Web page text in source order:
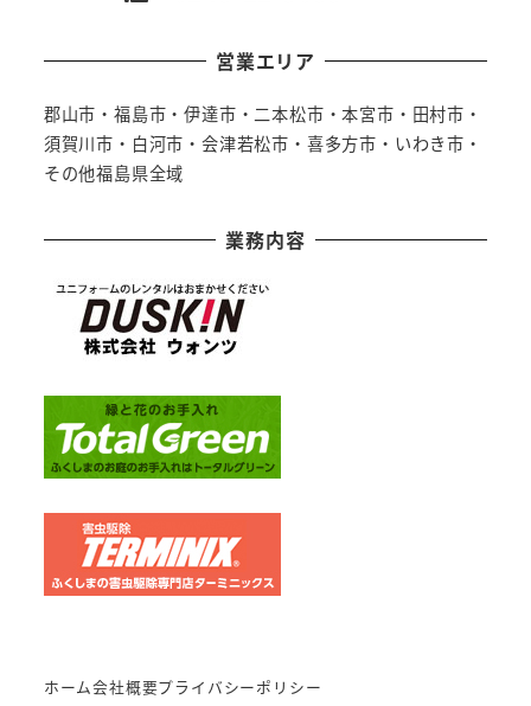
営業エリア
郡山市・福島市・伊達市・二本松市・本宮市・田村市・
須賀川市・白河市・会津若松市・喜多方市・いわき市・
その他福島県全域
業務内容
ホーム会社概要プライバシーポリシー